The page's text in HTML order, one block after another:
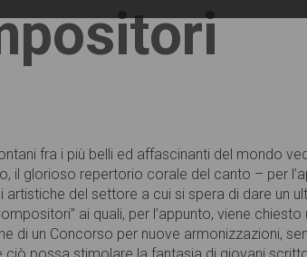
fra i più belli ed affascinanti del mondo
glorioso repertorio corale del canto – per
del settore a cui si spera di dare un
ai quali, per l’appunto, viene
di un Concorso per nuove armonizzazioni,
possa stimolare la fantasia di giovani